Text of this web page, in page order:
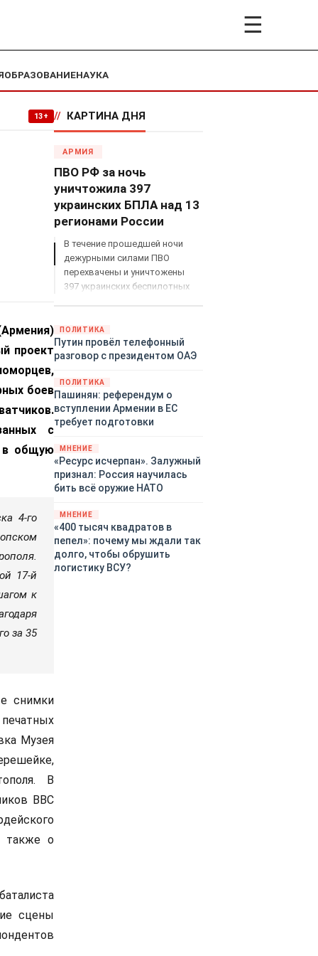
☰
ОБРАЗОВАНИЕНАУКА
13+
проект
боев
с
в общую
4‑го
17‑й
к
за 35
снимки
Музея
В
ВВС
также о
сцены
// КАРТИНА ДНЯ
АРМИЯ
ПВО РФ за ночь
уничтожила 397
украинских БПЛА над 13
регионами России
В течение прошедшей ночи
дежурными силами ПВО
перехвачены и уничтожены
397 украинских беспилотных
территориями Белгородской,
Брянской, Воронежской,
Курской, Липецкой,
Ростовской, Рязанской,
Самарской, Саратовской,
Тамбовской, Тульской
областей, Краснодарского
края, Республики Крым и над
акваторией Азовского моря.
ПОЛИТИКА
Путин провёл телефонный
разговор с президентом ОАЭ
ПОЛИТИКА
Пашинян: референдум о
вступлении Армении в ЕС
требует подготовки
МНЕНИЕ
«Ресурс исчерпан». Залужный
признал: Россия научилась
бить всё оружие НАТО
МНЕНИЕ
«400 тысяч квадратов в
пепел»: почему мы ждали так
долго, чтобы обрушить
логистику ВСУ?